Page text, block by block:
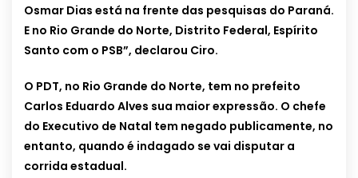
Osmar Dias está na frente das pesquisas do Paraná.
E no Rio Grande do Norte, Distrito Federal, Espírito
Santo com o PSB”, declarou Ciro.
O PDT, no Rio Grande do Norte, tem no prefeito
Carlos Eduardo Alves sua maior expressão. O chefe
do Executivo de Natal tem negado publicamente, no
entanto, quando é indagado se vai disputar a
corrida estadual.